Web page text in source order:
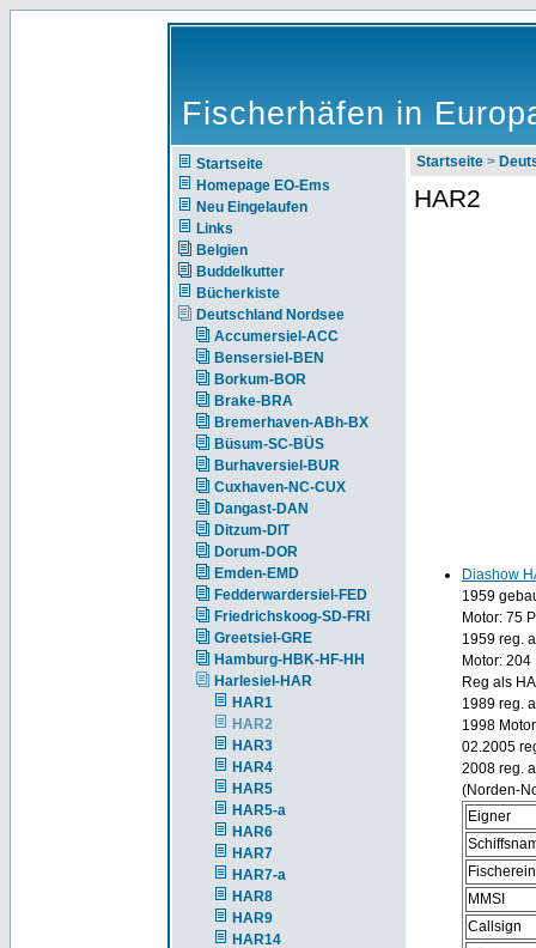
Fischerhäfen in
Startseite
Homepage EO-Ems
Neu Eingelaufen
Links
Belgien
Buddelkutter
Bücherkiste
Deutschland Nordsee
Accumersiel-ACC
Bensersiel-BEN
Borkum-BOR
Brake-BRA
Bremerhaven-ABh-BX
Büsum-SC-BÜS
Burhaversiel-BUR
Cuxhaven-NC-CUX
Dangast-DAN
Ditzum-DIT
Dorum-DOR
Emden-EMD
Fedderwardersiel-FED
Friedrichskoog-SD-FRI
Greetsiel-GRE
Hamburg-HBK-HF-HH
Harlesiel-HAR
HAR1
HAR2
HAR3
HAR4
HAR5
HAR5-a
HAR6
HAR7
HAR7-a
HAR8
HAR9
HAR14
Startseite >
HAR2
Diashow
1959
Motor: 75
1959 reg.
Motor: 204
Reg als
1989 reg.
1998
02.2005
2008 reg.
(Norden-
Eigner
MMSI
Callsign